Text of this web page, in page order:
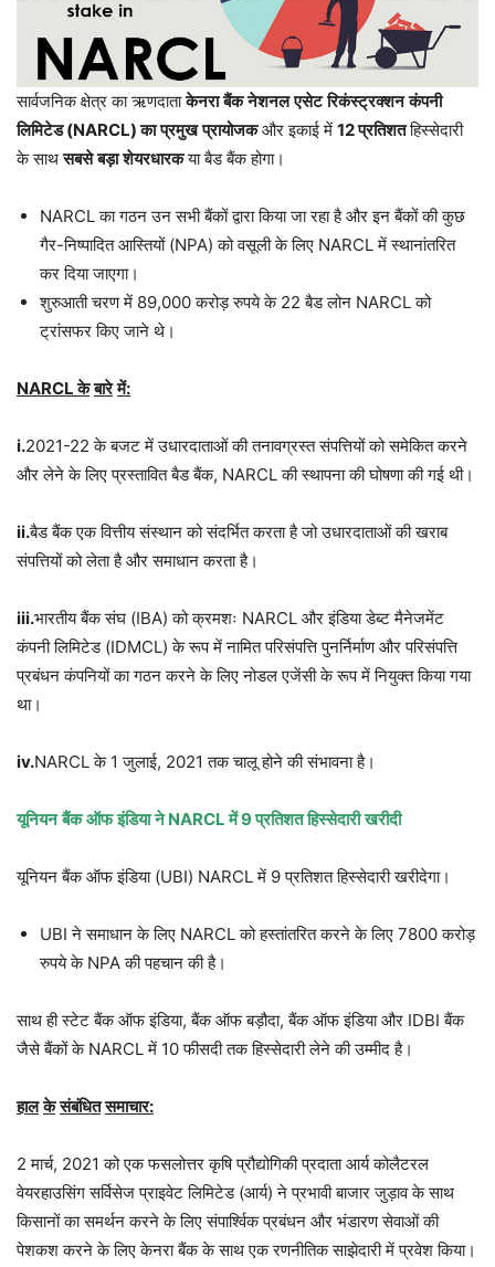
सार्वजनिक क्षेत्र का ऋणदाताकेनरा बैंक नेशनल एसेट रिकंस्ट्रक्शन कंपनी
लिमिटेड(NARCL)का प्रमुख प्रायोजकऔर इकाई में 12प्रतिशतहिस्सेदारी
के साथसबसे बड़ा शेयरधारकया बैड बैंक होगा।
NARCL का गठन उन सभी बैंकों द्वारा किया जा रहा है और इन बैंकों की कुछ
गैर-निष्पादित आस्तियों (NPA) को वसूली के लिए NARCL में स्थानांतरित
कर दिया जाएगा।
शुरुआती चरण में 89,000 करोड़ रुपये के 22 बैड लोन NARCL को
ट्रांसफर किए जाने थे।
NARCLके बारे में:
i.2021-22 के बजट में उधारदाताओं की तनावग्रस्त संपत्तियों को समेकित करने
और लेने के लिए प्रस्तावित बैड बैंक, NARCL की स्थापना की घोषणा की गई थी।
ii.बैड बैंक एक वित्तीय संस्थान को संदर्भित करता है जो उधारदाताओं की खराब
संपत्तियों को लेता है और समाधान करता है।
iii.भारतीय बैंक संघ (IBA) को क्रमशः NARCL और इंडिया डेब्ट मैनेजमेंट
कंपनी लिमिटेड (IDMCL) के रूप में नामित परिसंपत्ति पुनर्निर्माण और परिसंपत्ति
प्रबंधन कंपनियों का गठन करने के लिए नोडल एजेंसी के रूप में नियुक्त किया गया
था।
iv.NARCL के 1 जुलाई, 2021 तक चालू होने की संभावना है।
यूनियन बैंक ऑफ इंडिया नेNARCLमें9प्रतिशत हिस्सेदारी खरीदी
यूनियन बैंक ऑफ इंडिया (UBI) NARCL में 9 प्रतिशत हिस्सेदारी खरीदेगा।
UBI ने समाधान के लिए NARCL को हस्तांतरित करने के लिए 7800 करोड़
रुपये के NPA की पहचान की है।
साथ ही स्टेट बैंक ऑफ इंडिया, बैंक ऑफ बड़ौदा, बैंक ऑफ इंडिया और IDBI बैंक
जैसे बैंकों के NARCL में 10 फीसदी तक हिस्सेदारी लेने की उम्मीद है।
हाल के संबंधित समाचार:
2 मार्च, 2021 को एक फसलोत्तर कृषि प्रौद्योगिकी प्रदाता आर्य कोलैटरल
वेयरहाउसिंग सर्विसेज प्राइवेट लिमिटेड (आर्य) ने प्रभावी बाजार जुड़ाव के साथ
किसानों का समर्थन करने के लिए संपार्श्विक प्रबंधन और भंडारण सेवाओं की
पेशकश करने के लिए केनरा बैंक के साथ एक रणनीतिक साझेदारी में प्रवेश किया।